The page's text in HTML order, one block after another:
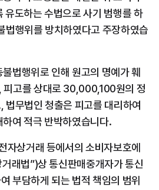
유도하는 수법으로 사기 범행를 하
법행위를 방치하였다고 주장하였습
법행위로 인해 원고의 명예가 훼
피고를 상대로 30,000,100원의 정
법무법인 청출은 피고를 대리하여
여 적극 반박하였습니다.
자상거래 등에서의 소비자보호에
래법”)상 통신판매중개자가 통신
부담하게 되는 법적 책임의 범위